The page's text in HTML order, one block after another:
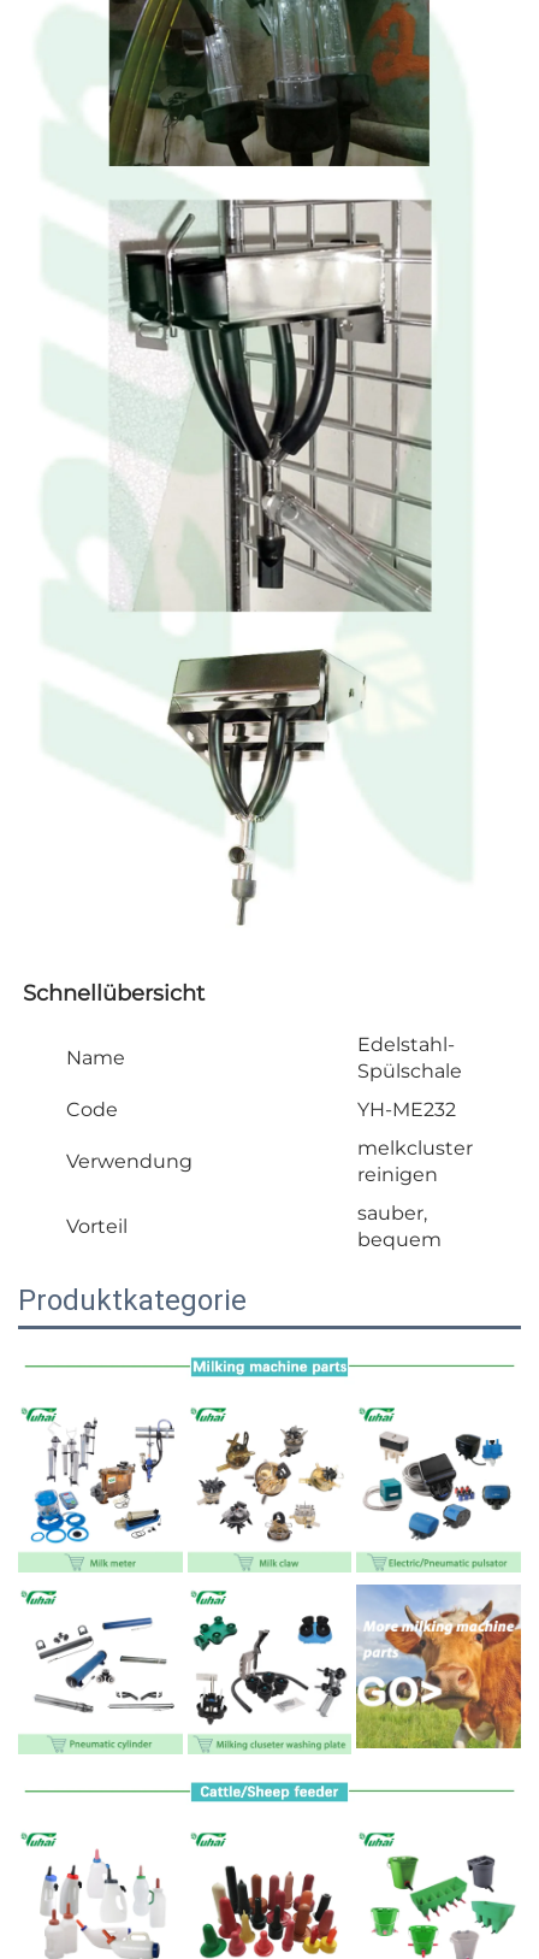
Schnellübersicht
Name
Edelstahl-
Spülschale
Code
YH-ME232
Verwendung
melkcluster
reinigen
Vorteil
sauber,
bequem
Produktkategorie